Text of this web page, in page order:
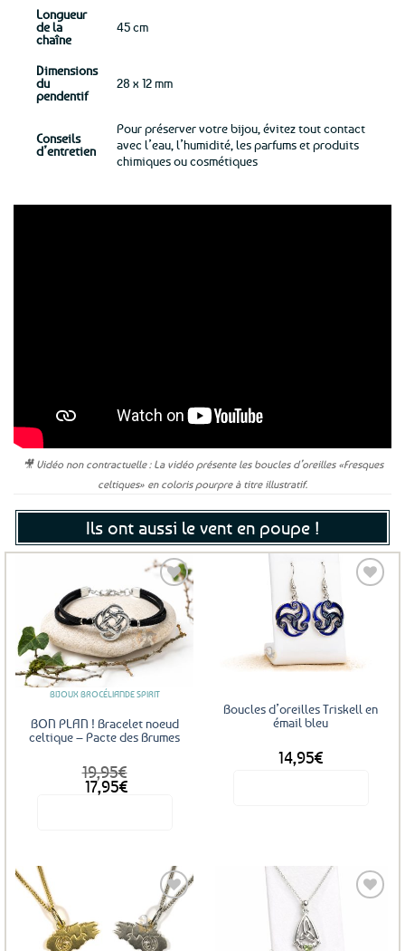
Longueur
de la
chaîne
45 cm
Dimensions
du
pendentif
28 x 12 mm
Conseils
d’entretien
Pour préserver votre bijou, évitez tout contact
avec l’eau, l’humidité, les parfums et produits
chimiques ou cosmétiques
🎥 Vidéo non contractuelle : La vidéo présente les boucles d’oreilles «Fresques
celtiques» en coloris pourpre à titre illustratif.
Ils ont aussi le vent en poupe !
Ajouter
aux
favoris
BIJOUX BROCÉLIANDE SPIRIT
BON PLAN ! Bracelet noeud
celtique – Pacte des Brumes
19,95€
Le
prix
17,95€
Le
prix
Boucles d’oreilles Triskell en
émail bleu
14,95€
Ajouter